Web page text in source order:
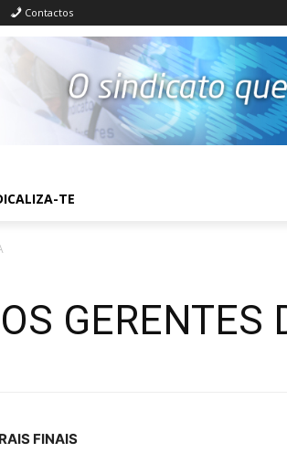
Contactos
TE
GERENTES
FINAIS